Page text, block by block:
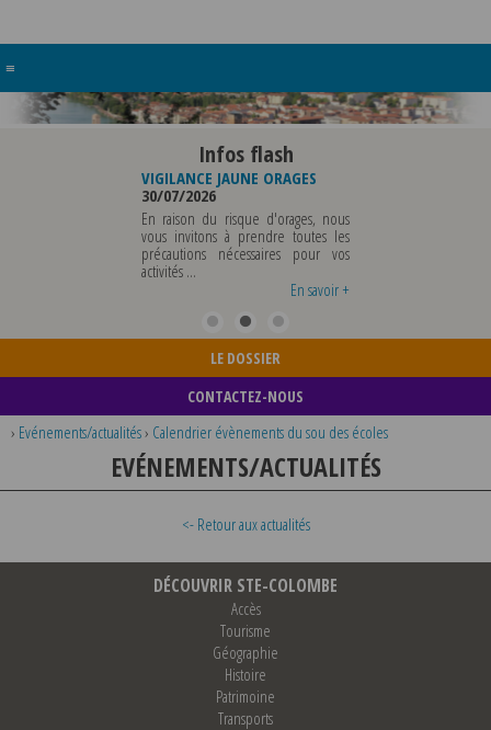
≡
Infos flash
VIGILANCE JAUNE ORAGES
30/07/2026
En raison du risque d'orages, nous
vous invitons à prendre toutes les
précautions nécessaires pour vos
activités ...
En savoir +
LE DOSSIER
CONTACTEZ-NOUS
› Evénements/actualités› Calendrier évènements du sou des écoles
EVÉNEMENTS/ACTUALITÉS
<- Retour aux actualités
DÉCOUVRIR STE-COLOMBE
Accès
Tourisme
Géographie
Histoire
Patrimoine
Transports